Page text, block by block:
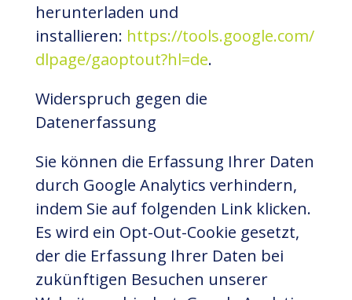
herunterladen und
installieren: https://tools.google.com/
dlpage/gaoptout?hl=de.
Widerspruch gegen die
Datenerfassung
Sie können die Erfassung Ihrer Daten
durch Google Analytics verhindern,
indem Sie auf folgenden Link klicken.
Es wird ein Opt-Out-Cookie gesetzt,
der die Erfassung Ihrer Daten bei
zukünftigen Besuchen unserer